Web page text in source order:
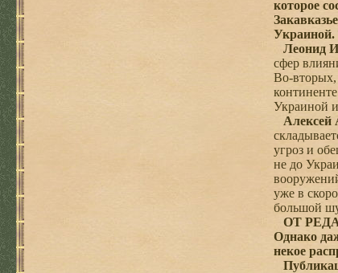
которое
Украиной.
Леонид
сфер
Во-вторых,
Украиной
Алексей
угроз и
не до
уже в
большой
ОТ
Однако
некое